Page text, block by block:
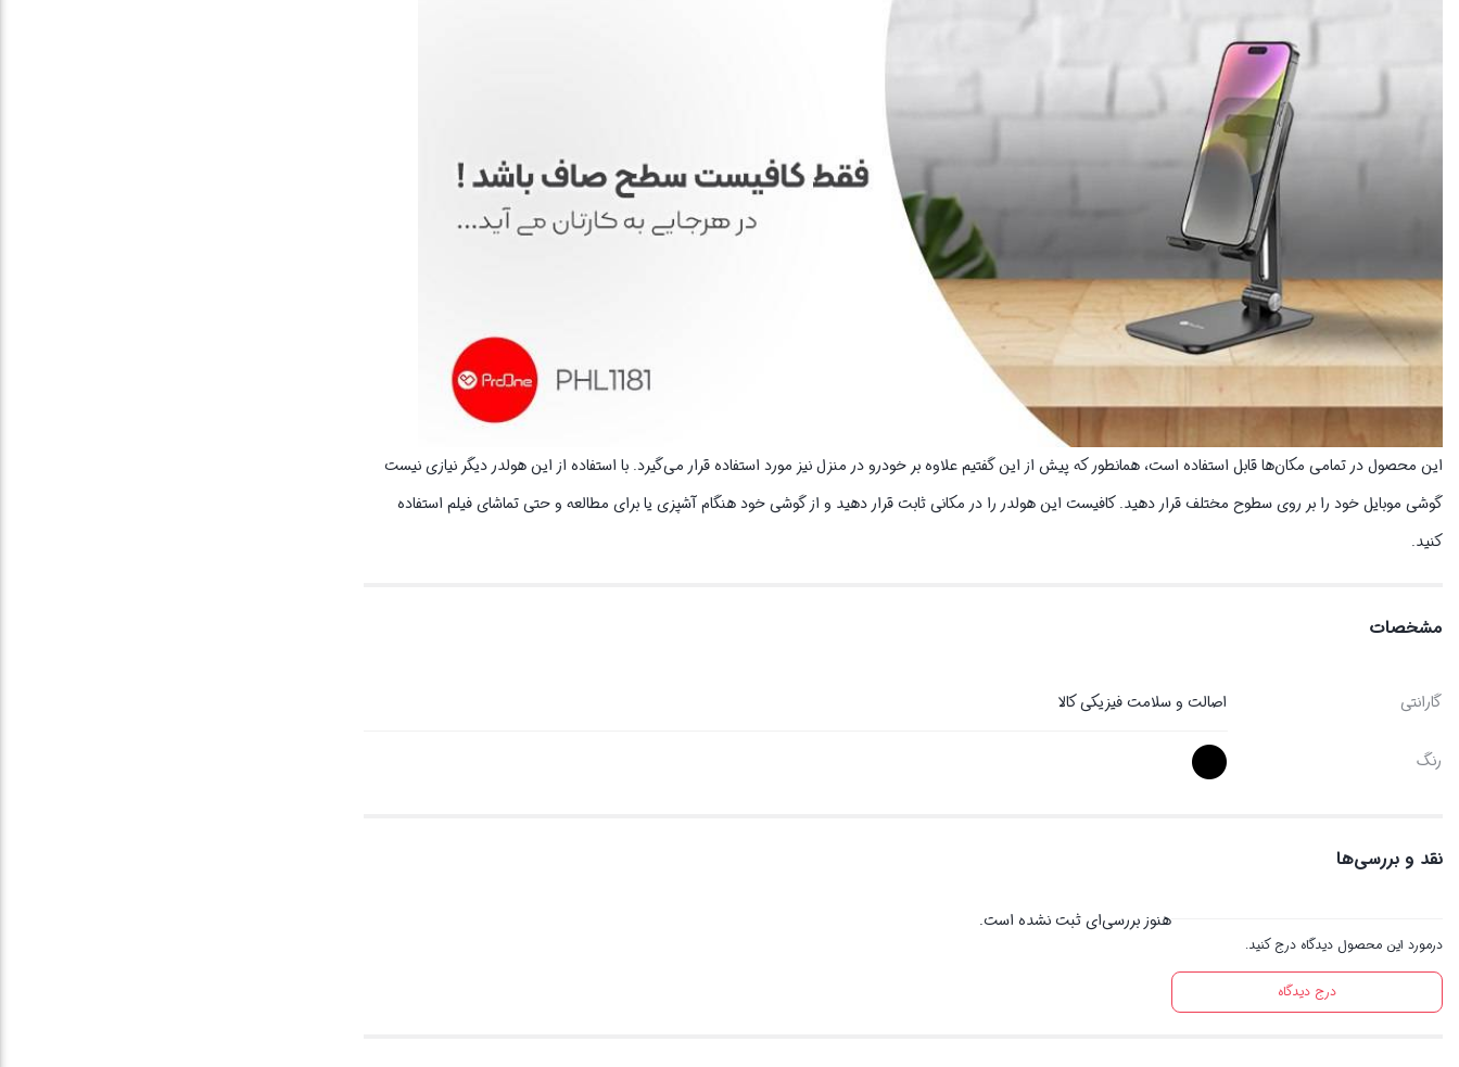
این محصول در تمامی مکان‌ها قابل استفاده است، همانطور که پیش از این گفتیم علاوه بر خودرو در منزل نیز مورد استفاده قرار می‌گیرد. با استفاده از این هولدر دیگر نیازی نیست
گوشی موبایل خود را بر روی سطوح مختلف قرار دهید. کافیست این هولدر را در مکانی ثابت قرار دهید و از گوشی خود هنگام آشپزی یا برای مطالعه و حتی تماشای فیلم استفاده
کنید.
مشخصات
گارانتی اصالت و سلامت فیزیکی کالا
رنگ
نقد و بررسی‌ها
درمورد این محصول دیدگاه درج کنید.
درج دیدگاه
هنوز بررسی‌ای ثبت نشده است.